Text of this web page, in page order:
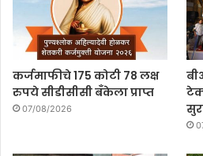
कर्जमाफीचे 175 कोटी 78 लक्ष
रुपये सीडीसीसी बँकेला प्राप्त
07/08/2026